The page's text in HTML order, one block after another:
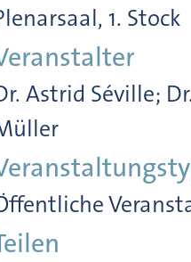
1. Stock
Astrid Séville;